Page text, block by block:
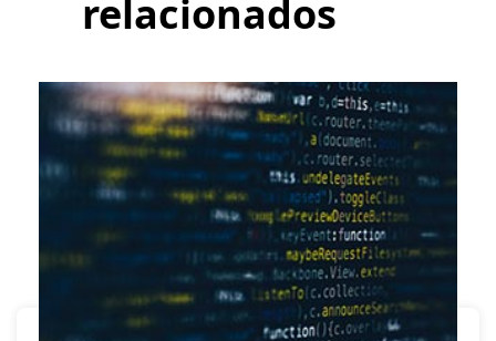
relacionados